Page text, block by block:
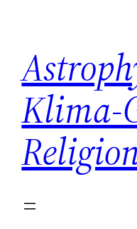
springen
Klima-